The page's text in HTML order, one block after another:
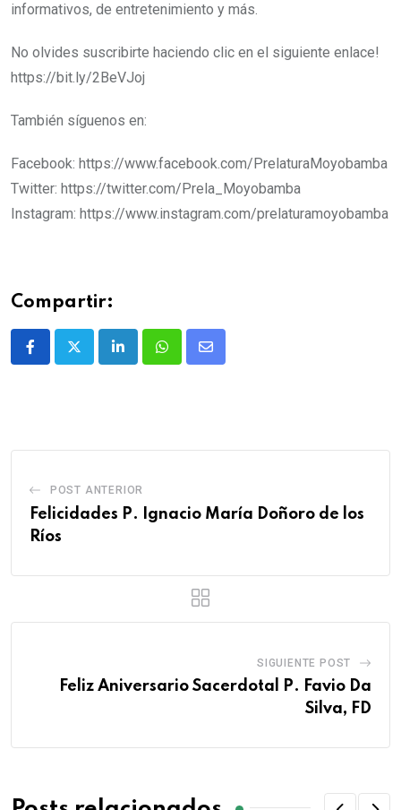
informativos, de entretenimiento y más.
No olvides suscribirte haciendo clic en el siguiente enlace!
https://bit.ly/2BeVJoj
También síguenos en:
Facebook: https://www.facebook.com/PrelaturaMoyobamba
Twitter: https://twitter.com/Prela_Moyobamba
Instagram: https://www.instagram.com/prelaturamoyobamba
Compartir:
POST ANTERIOR
Felicidades P. Ignacio María Doñoro de los
Ríos
SIGUIENTE POST
Feliz Aniversario Sacerdotal P. Favio Da
Silva, FD